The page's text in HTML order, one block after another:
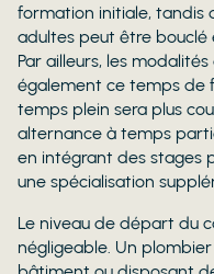
formation initiale, tandis
adultes peut être bouclé
Par ailleurs, les
également ce temps de
temps plein sera plus
alternance à temps
en intégrant des stages
une spécialisation
Le niveau de départ du
négligeable. Un